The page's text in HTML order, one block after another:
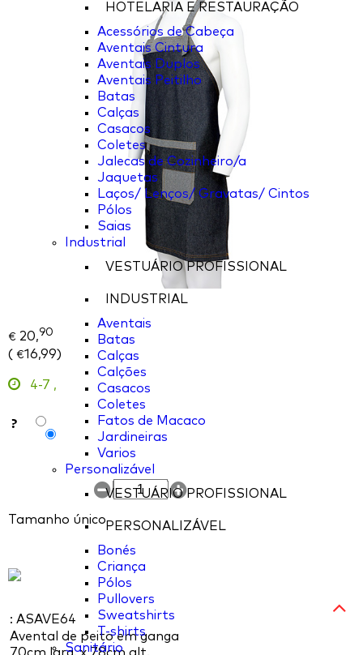
HOTELARIA E RESTAURAÇÃO
Acessórios de Cabeça
Aventais Cintura
Aventais Duplos
Aventais Peitilho
Batas
Calças
Casacos
Coletes
Jalecas de Cozinheiro/a
Jaquetas
Laços/ Lenços/ Gravatas/ Cintos
Pólos
Saias
Industrial
VESTUÁRIO PROFISSIONAL
INDUSTRIAL
Aventais
Batas
Calças
Calções
Casacos
Coletes
Fatos de Macaco
Jardineiras
Varios
Personalizável
VESTUÁRIO PROFISSIONAL
PERSONALIZÁVEL
Bonés
Criança
Pólos
Pullovers
Sweatshirts
T-shirts
Sanitário
€ 20,90
( €16,99)
4-7 ,
?
Tamanho único
: ASAVE64
Avental de peito em ganga